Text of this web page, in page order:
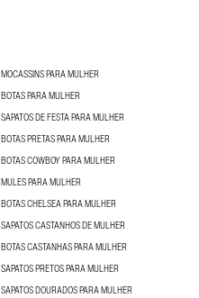
MOCASSINS PARA MULHER
BOTAS PARA MULHER
SAPATOS DE FESTA PARA MULHER
BOTAS PRETAS PARA MULHER
BOTAS COWBOY PARA MULHER
MULES PARA MULHER
BOTAS CHELSEA PARA MULHER
SAPATOS CASTANHOS DE MULHER
BOTAS CASTANHAS PARA MULHER
SAPATOS PRETOS PARA MULHER
SAPATOS DOURADOS PARA MULHER